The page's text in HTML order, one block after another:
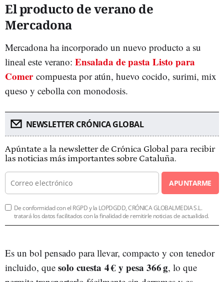
El producto de verano de
Mercadona
Mercadona ha incorporado un nuevo producto a su
lineal este verano: Ensalada de pasta Listo para
Comer compuesta por atún, huevo cocido, surimi, mix
queso y cebolla con monodosis.
NEWSLETTER CRÓNICA GLOBAL
Apúntate a la newsletter de Crónica Global para recibir
las noticias más importantes sobre Cataluña.
APUNTARME
De conformidad con el RGPD y la LOPDGDD, CRÓNICA GLOBALMEDIA S.L.
tratará los datos facilitados con la finalidad de remitirle noticias de actualidad.
Es un bol pensado para llevar, compacto y con tenedor
incluido, que solo cuesta 4 € y pesa 366 g, lo que